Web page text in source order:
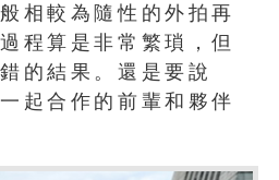
相較為隨性的外拍再
程算是非常繁瑣，但
的結果。還是要說
起合作的前輩和夥伴